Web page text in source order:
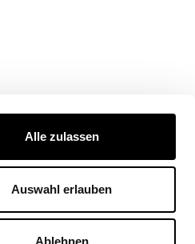
Alle zulassen
Auswahl erlauben
Ablehnen